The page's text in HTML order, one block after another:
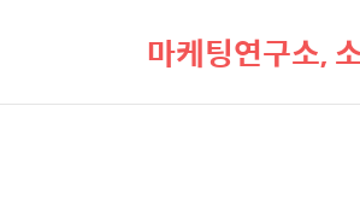
마케팅연구소,